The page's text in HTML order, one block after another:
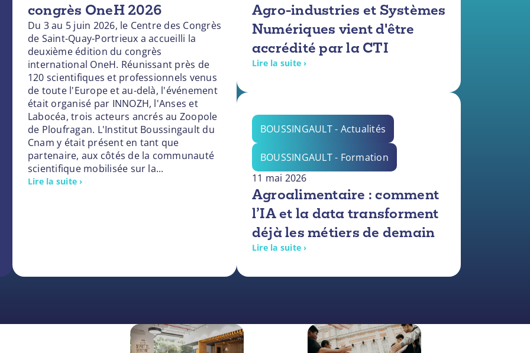
congrès OneH 2026
Du 3 au 5 juin 2026, le Centre des Congrès
de Saint-Quay-Portrieux a accueilli la
deuxième édition du congrès
international OneH. Réunissant près de
120 scientifiques et professionnels venus
de toute l'Europe et au-delà, l'événement
était organisé par INNOZH, l'Anses et
Labocéa, trois acteurs ancrés au Zoopole
de Ploufragan. L'Institut Boussingault du
Cnam y était présent en tant que
partenaire, aux côtés de la communauté
scientifique mobilisée sur la...
Lire la suite ›
Agro-industries et Systèmes
Numériques vient d'être
accrédité par la CTI
Lire la suite ›
BOUSSINGAULT - Actualités
BOUSSINGAULT - Formation
11 mai 2026
Agroalimentaire : comment
l’IA et la data transforment
déjà les métiers de demain
Lire la suite ›